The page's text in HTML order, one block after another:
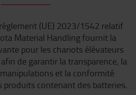
(UE) 2023/1542 relatif
Material Handling fournit la
pour les chariots élévateurs
de garantir la transparence, la
et la conformité
produits contenant des batteries.